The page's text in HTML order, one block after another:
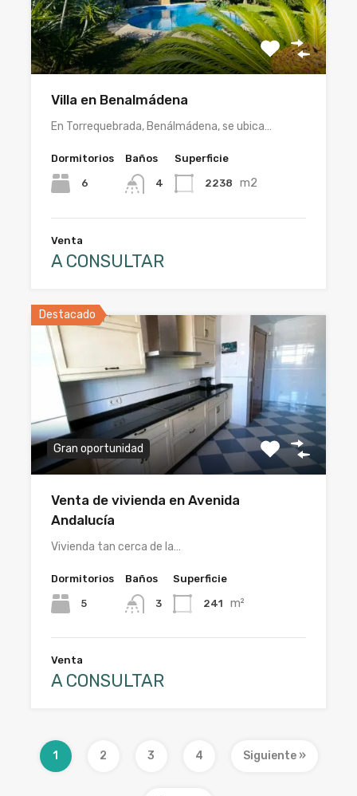
Villa en Benalmádena
En Torrequebrada, Benálmádena, se ubica…
Dormitorios
6
Baños
4
Superficie
2238 m2
Venta
A CONSULTAR
Destacado
Gran oportunidad
Venta de vivienda en Avenida
Andalucía
Vivienda tan cerca de la…
Dormitorios
5
Baños
3
Superficie
241 m²
Venta
A CONSULTAR
1 2 3 4 Siguiente »